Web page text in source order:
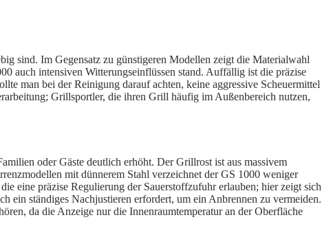
sind. Im Gegensatz zu günstigeren Modellen zeigt die Materialwahl
auch intensiven Witterungseinflüssen stand. Auffällig ist die präzise
man bei der Reinigung darauf achten, keine aggressive Scheuermittel
Grillsportler, die ihren Grill häufig im Außenbereich nutzen,
oder Gäste deutlich erhöht. Der Grillrost ist aus massivem
mit dünnerem Stahl verzeichnet der GS 1000 weniger
eine präzise Regulierung der Sauerstoffzufuhr erlauben; hier zeigt sich
ein ständiges Nachjustieren erfordert, um ein Anbrennen zu vermeiden.
da die Anzeige nur die Innenraumtemperatur an der Oberfläche